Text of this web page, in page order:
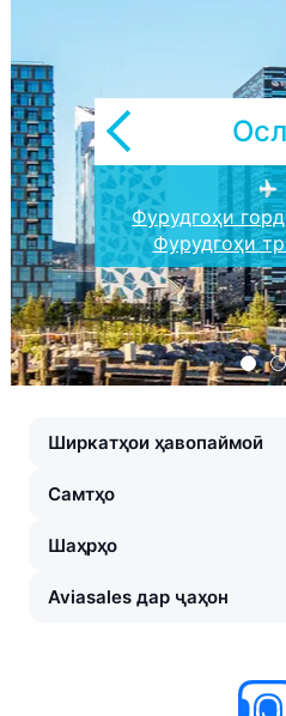
Фурудгоҳи
Фурудгоҳи
Фурудгоҳи
Ширкатҳои ҳавопаймоӣ
Самтҳо
Шаҳрҳо
Aviasales дар ҷаҳон